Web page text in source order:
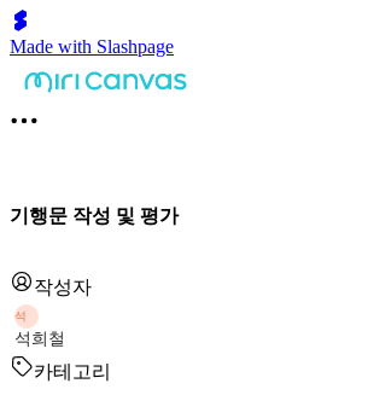
Made with Slashpage
기행문 작성 및 평가
작성자
석
석희철
카테고리